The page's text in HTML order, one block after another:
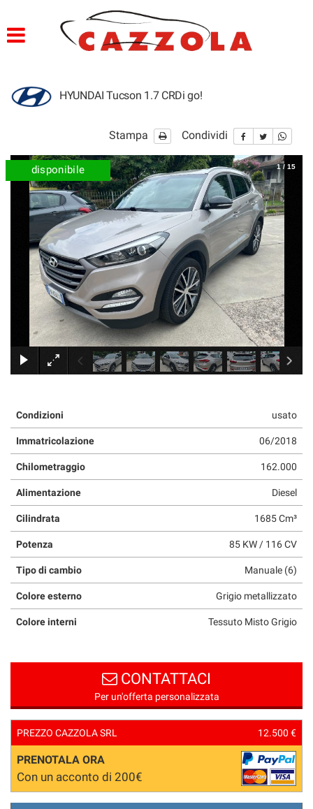
LISTA VEICOLI
OFFICINA E CARROZZERIA
GARANZIA 12 MESI
FINANZIAMENTI
CONSEGNA IMEDDIATA
PREPARAZIONE VETTURE
RICEVIMENTO CLIENTI
ACQUISTIAMO USATO
CONTATTI
HYUNDAI Tucson 1.7 CRDi go!
Stampa Condividi
disponibile
×
1/ 15
Condizioni usato
Immatricolazione 06/2018
Chilometraggio 162.000
Alimentazione Diesel
Cilindrata 1685 Cm³
Potenza 85 KW / 116 CV
Tipo di cambio Manuale (6)
Colore esterno Grigio metallizzato
Colore interni Tessuto Misto Grigio
CONTATTACI
Per un'offerta personalizzata
PREZZO CAZZOLA SRL 12.500 €
PRENOTALA ORA
Con un acconto di 200€